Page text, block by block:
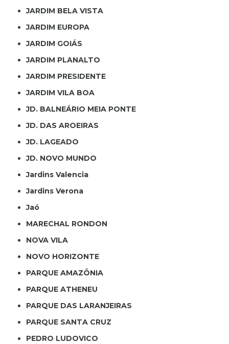
JARDIM BELA VISTA
JARDIM EUROPA
JARDIM GOIÁS
JARDIM PLANALTO
JARDIM PRESIDENTE
JARDIM VILA BOA
JD. BALNEÁRIO MEIA PONTE
JD. DAS AROEIRAS
JD. LAGEADO
JD. NOVO MUNDO
Jardins Valencia
Jardins Verona
Jaó
MARECHAL RONDON
NOVA VILA
NOVO HORIZONTE
PARQUE AMAZÔNIA
PARQUE ATHENEU
PARQUE DAS LARANJEIRAS
PARQUE SANTA CRUZ
PEDRO LUDOVICO